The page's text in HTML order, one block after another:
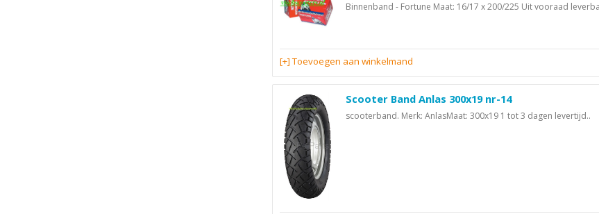
Binnenband - Fortune Maat: 16/17 x 200/225 Uit vooraad
[+] Toevoegen aan winkelmand
Scooter Band Anlas 300x19 nr-14
scooterband. Merk: AnlasMaat: 300x19 1 tot 3 dagen levertijd..